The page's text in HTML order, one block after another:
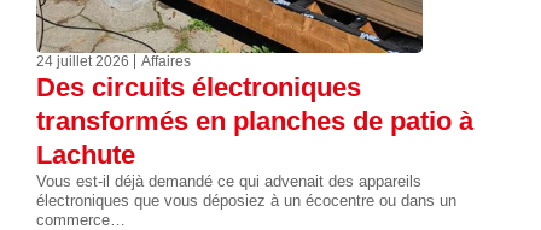
24 juillet 2026 Affaires
Des circuits électroniques
transformés en planches de patio à
Lachute
Vous est-il déjà demandé ce qui advenait des appareils
électroniques que vous déposiez à un écocentre ou dans un
commerce…